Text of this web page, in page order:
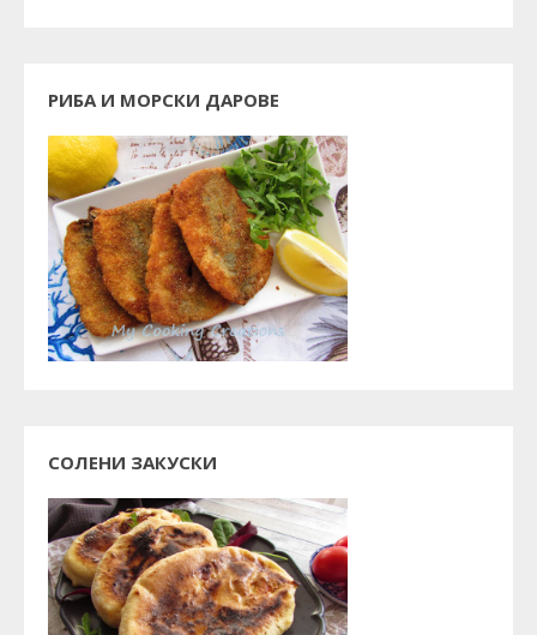
РИБА И МОРСКИ ДАРОВЕ
СОЛЕНИ ЗАКУСКИ